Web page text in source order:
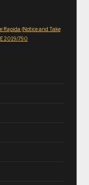
Rapida (Notice and Take
2019/790